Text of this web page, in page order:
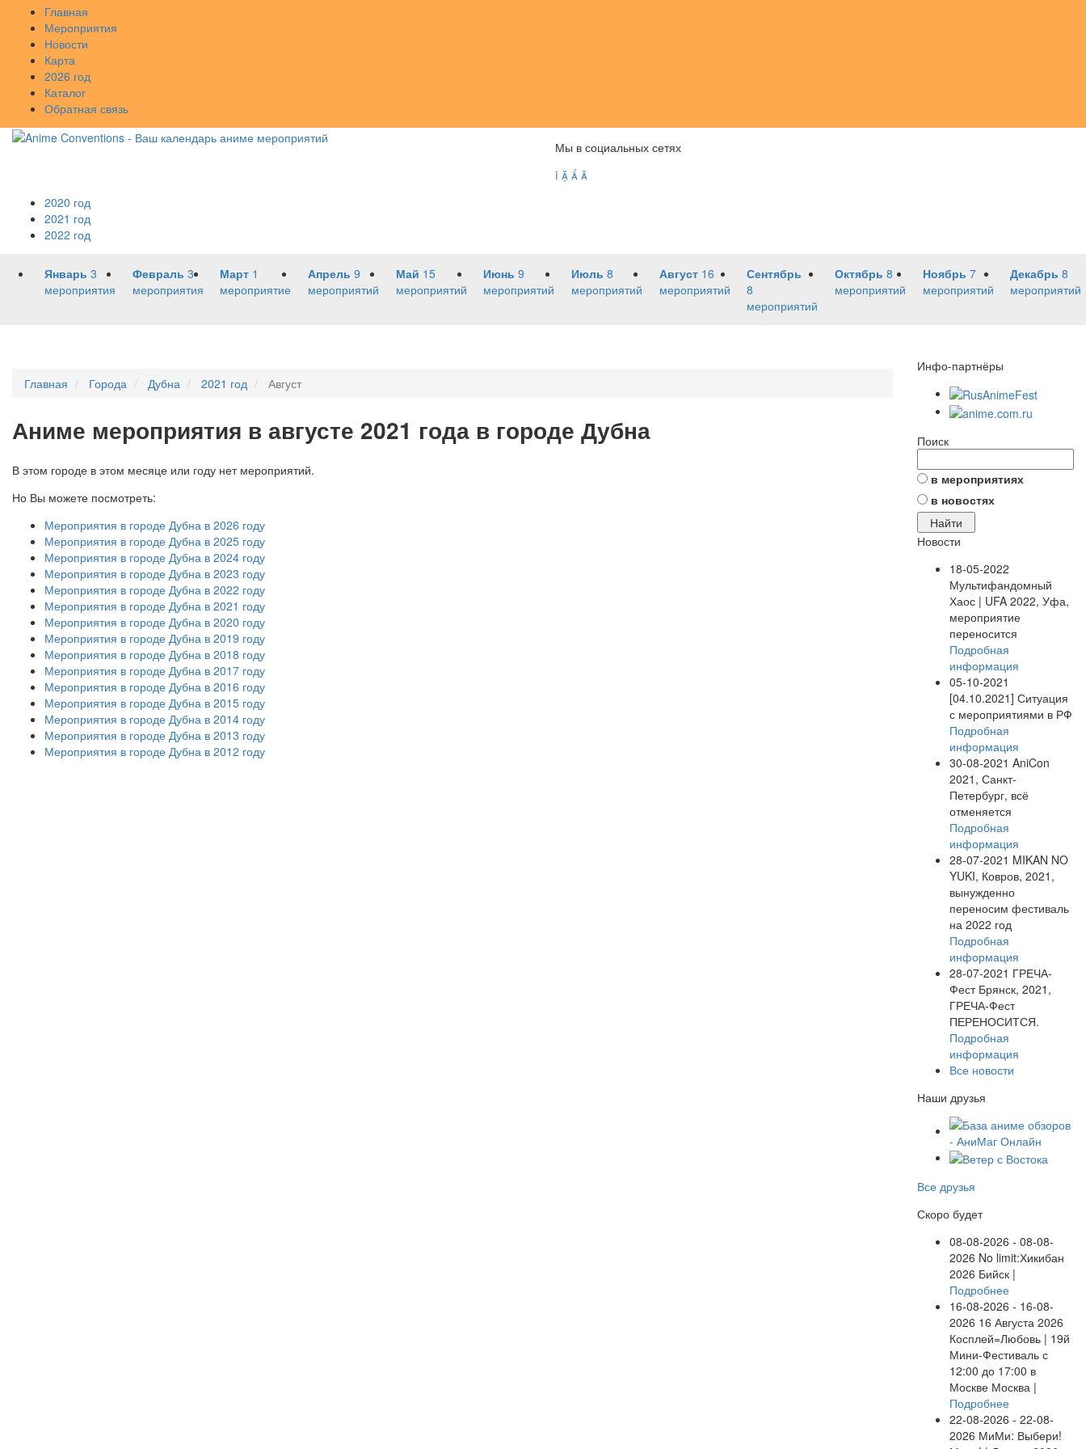
Главная
Мероприятия
Новости
Карта
2026 год
Каталог
Обратная связь
Мы в социальных сетях
   
2020 год
2021 год
2022 год
Январь 3
мероприятия
Февраль 3
мероприятия
Март 1
мероприятие
Апрель 9
мероприятий
Май 15
мероприятий
Июнь 9
мероприятий
Июль 8
мероприятий
Август 16
мероприятий
Сентябрь
8
мероприятий
Октябрь 8
мероприятий
Ноябрь 7
мероприятий
Декабрь 8
мероприятий
Главная Города Дубна 2021 год Август
Аниме мероприятия в августе 2021 года в городе Дубна
В этом городе в этом месяце или году нет мероприятий.
Но Вы можете посмотреть:
Мероприятия в городе Дубна в 2026 году
Мероприятия в городе Дубна в 2025 году
Мероприятия в городе Дубна в 2024 году
Мероприятия в городе Дубна в 2023 году
Мероприятия в городе Дубна в 2022 году
Мероприятия в городе Дубна в 2021 году
Мероприятия в городе Дубна в 2020 году
Мероприятия в городе Дубна в 2019 году
Мероприятия в городе Дубна в 2018 году
Мероприятия в городе Дубна в 2017 году
Мероприятия в городе Дубна в 2016 году
Мероприятия в городе Дубна в 2015 году
Мероприятия в городе Дубна в 2014 году
Мероприятия в городе Дубна в 2013 году
Мероприятия в городе Дубна в 2012 году
Инфо-партнёры
Поиск
в мероприятиях
в новостях
Новости
18-05-2022
Мультифандомный
Хаос | UFA 2022, Уфа,
мероприятие
переносится
Подробная
информация
05-10-2021
[04.10.2021] Ситуация
с мероприятиями в РФ
Подробная
информация
30-08-2021 AniCon
2021, Санкт-
Петербург, всё
отменяется
Подробная
информация
28-07-2021 MIKAN NO
YUKI, Ковров, 2021,
вынужденно
переносим фестиваль
на 2022 год
Подробная
информация
28-07-2021 ГРЕЧА-
Фест Брянск, 2021,
ГРЕЧА-Фест
ПЕРЕНОСИТСЯ.
Подробная
информация
Все новости
Наши друзья
Все друзья
Скоро будет
08-08-2026 - 08-08-
2026 No limit:Хикибан
2026 Бийск |
Подробнее
16-08-2026 - 16-08-
2026 16 Августа 2026
Косплей=Любовь | 19й
Мини-Фестиваль с
12:00 до 17:00 в
Москве Москва |
Подробнее
22-08-2026 - 22-08-
2026 МиМи: Выбери!